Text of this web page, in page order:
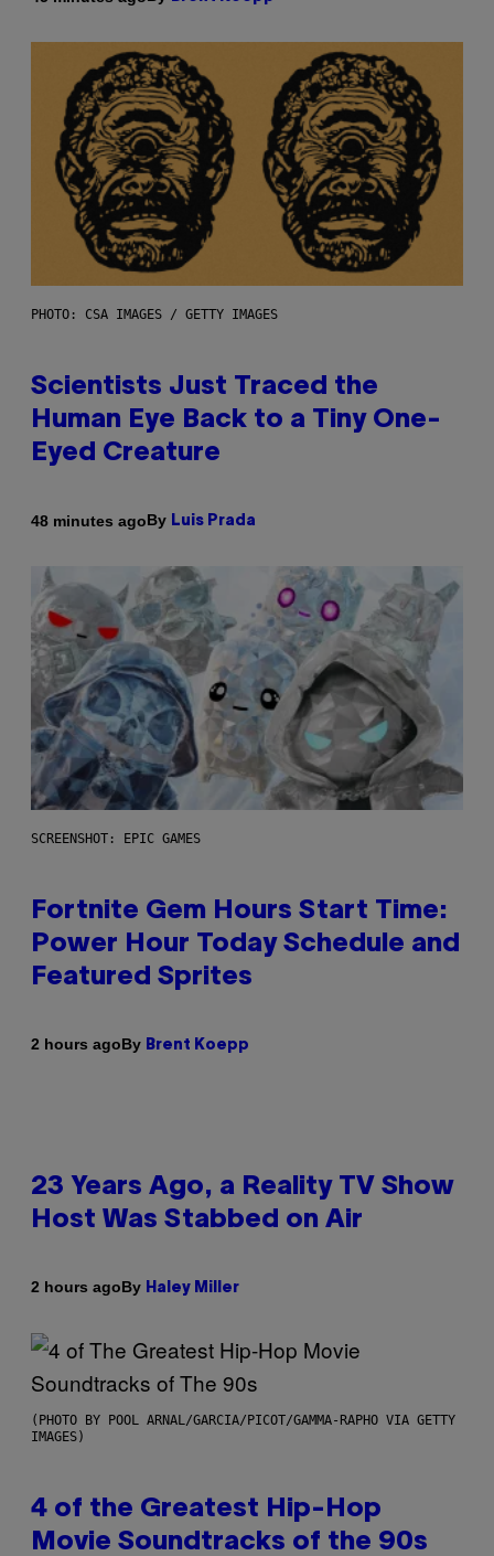
PHOTO: CSA IMAGES / GETTY IMAGES
Scientists Just Traced the
Human Eye Back to a Tiny One-
Eyed Creature
48 minutes agoBy Luis Prada
SCREENSHOT: EPIC GAMES
Fortnite Gem Hours Start Time:
Power Hour Today Schedule and
Featured Sprites
2 hours agoBy Brent Koepp
23 Years Ago, a Reality TV Show
Host Was Stabbed on Air
2 hours agoBy Haley Miller
(PHOTO BY POOL ARNAL/GARCIA/PICOT/GAMMA-RAPHO VIA GETTY
IMAGES)
4 of the Greatest Hip-Hop
Movie Soundtracks of the 90s